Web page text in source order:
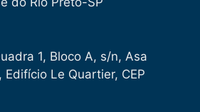
1, Bloco A, s/n, Asa
Le Quartier, CEP